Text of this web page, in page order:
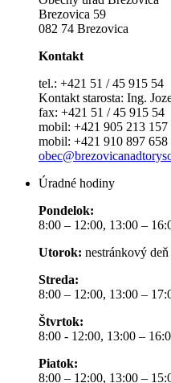
Brezovica 59
082 74 Brezovica
Kontakt
tel.: +421 51 / 45 915 54
Kontakt starosta: Ing.
fax: +421 51 / 45 915 54
mobil: +421 905 213 157
mobil: +421 910 897 658
Úradné hodiny
Pondelok:
8:00 – 12:00, 13:00 –
Utorok: nestránkový deň
Streda:
8:00 – 12:00, 13:00 –
Štvrtok:
8:00 - 12:00, 13:00 –
Piatok:
8:00 – 12:00, 13:00 –